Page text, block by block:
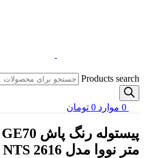
Products search
0 موارد 0 تومان
متر نووا مدل NTS 2616